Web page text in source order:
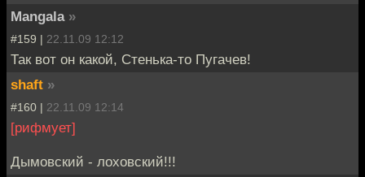
Mangala »
#159 | 22.11.09 12:12
Так вот он какой, Стенька-то Пугачев!
shaft »
#160 | 22.11.09 12:14
[рифмует]
Дымовский - лоховский!!!